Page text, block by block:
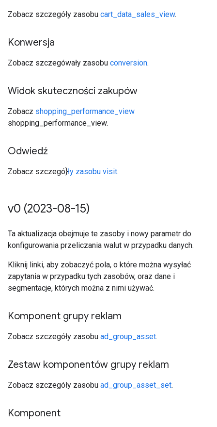
Zobacz szczegóły zasobu cart_data_sales_view.
Konwersja
Zobacz szczegówały zasobu conversion.
Widok skuteczności zakupów
Zobacz shopping_performance_view
shopping_performance_view.
Odwiedź
Zobacz szczegó}ły zasobu visit.
v0 (2023-08-15)
Ta aktualizacja obejmuje te zasoby i nowy parametr do
konfigurowania przeliczania walut w przypadku danych.
Kliknij linki, aby zobaczyć pola, o które można wysyłać
zapytania w przypadku tych zasobów, oraz dane i
segmentacje, których można z nimi używać.
Komponent grupy reklam
Zobacz szczegóły zasobu ad_group_asset.
Zestaw komponentów grupy reklam
Zobacz szczegóły zasobu ad_group_asset_set.
Komponent